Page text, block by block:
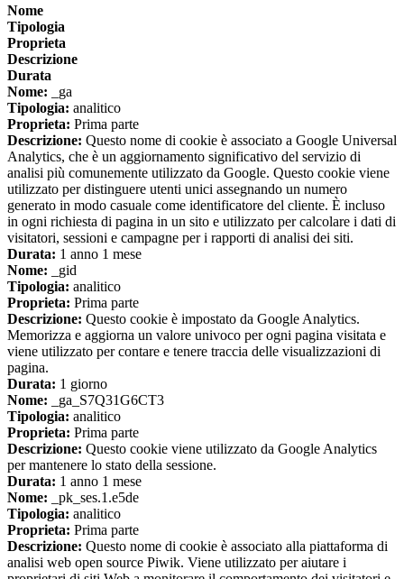
Nome
Tipologia
Proprieta
Descrizione
Durata
Nome: _ga
Tipologia: analitico
Proprieta: Prima parte
Descrizione: Questo nome di cookie è associato a Google Universal
Analytics, che è un aggiornamento significativo del servizio di
analisi più comunemente utilizzato da Google. Questo cookie viene
utilizzato per distinguere utenti unici assegnando un numero
generato in modo casuale come identificatore del cliente. È incluso
in ogni richiesta di pagina in un sito e utilizzato per calcolare i dati di
visitatori, sessioni e campagne per i rapporti di analisi dei siti.
Durata: 1 anno 1 mese
Nome: _gid
Tipologia: analitico
Proprieta: Prima parte
Descrizione: Questo cookie è impostato da Google Analytics.
Memorizza e aggiorna un valore univoco per ogni pagina visitata e
viene utilizzato per contare e tenere traccia delle visualizzazioni di
pagina.
Durata: 1 giorno
Nome: _ga_S7Q31G6CT3
Tipologia: analitico
Proprieta: Prima parte
Descrizione: Questo cookie viene utilizzato da Google Analytics
per mantenere lo stato della sessione.
Durata: 1 anno 1 mese
Nome: _pk_ses.1.e5de
Tipologia: analitico
Proprieta: Prima parte
Descrizione: Questo nome di cookie è associato alla piattaforma di
analisi web open source Piwik. Viene utilizzato per aiutare i